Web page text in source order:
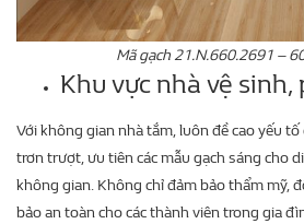
Mã gạch 21.N.660.2691 –
Khu vực nhà vệ
Với không gian nhà tắm, luôn đề cao yếu
trơn trượt, ưu tiên các mẫu gạch sáng cho
không gian. Không chỉ đảm bảo thẩm mỹ,
bảo an toàn cho các thành viên trong gia